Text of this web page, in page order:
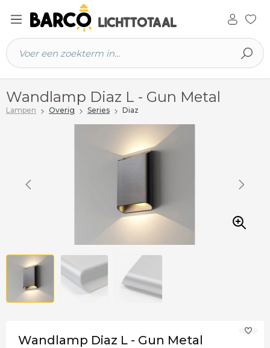
hoofdinhoud
Wandlamp Diaz L - Gun Metal
Lampen Overig Series Diaz
Wandlamp Diaz L - Gun Metal